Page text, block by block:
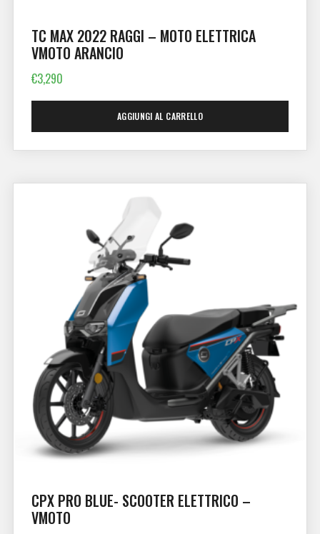
TC MAX 2022 RAGGI – MOTO ELETTRICA
VMOTO ARANCIO
€3,290
AGGIUNGI AL CARRELLO
CPX PRO BLUE- SCOOTER ELETTRICO –
VMOTO